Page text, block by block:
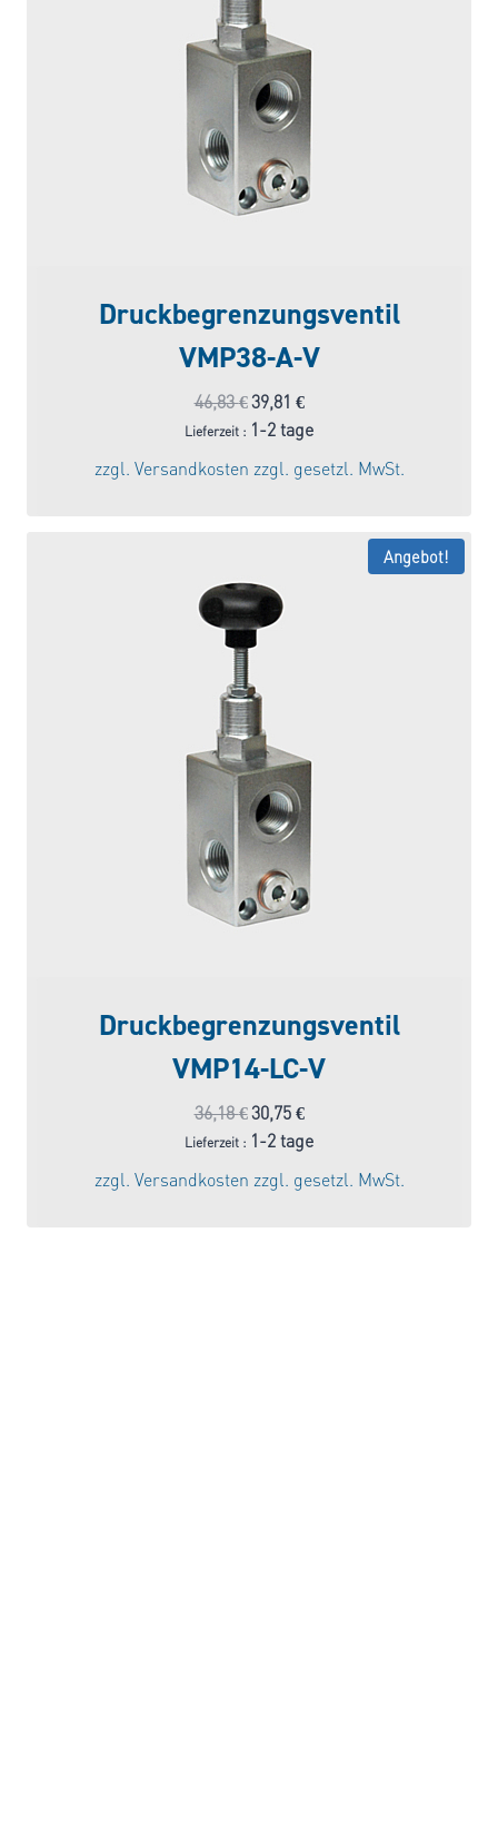
Druckbegrenzungsventil
VMP38-A-V
46,83€Ursprünglicher
Preis
war:
46,83 €
39,81 €Aktueller
Preis
Lieferzeit : 1-2 tage
zzgl. Versandkosten zzgl. gesetzl. MwSt.
Angebot!
Druckbegrenzungsventil
VMP14-LC-V
36,18€Ursprünglicher
Preis
war:
36,18 €
30,75 €Aktueller
Preis
Lieferzeit : 1-2 tage
zzgl. Versandkosten zzgl. gesetzl. MwSt.